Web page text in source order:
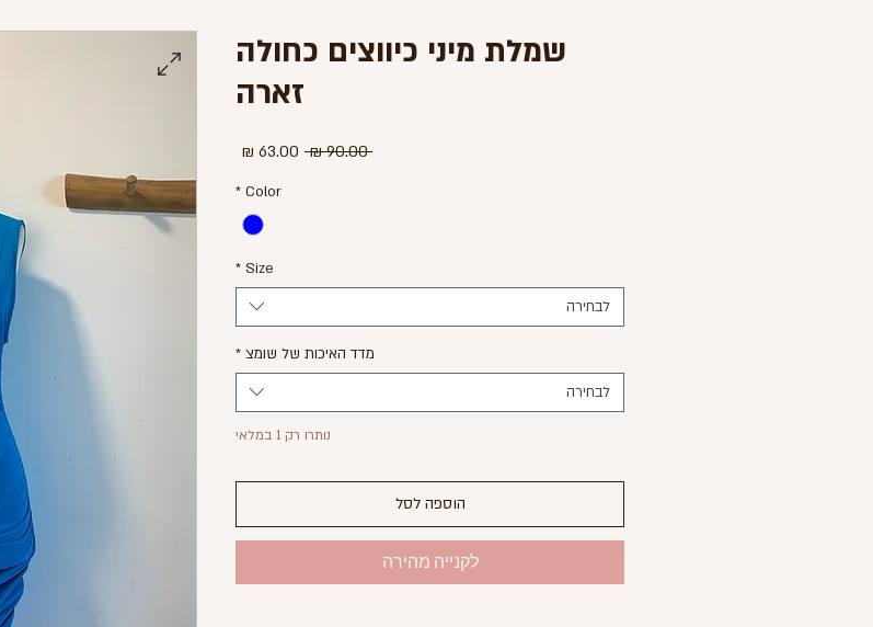
שמלת מיני כיווצים כחולה
זארה
‏90.00 ‏₪
מחיר
Color
*
Size
*
לבחירה
מדד האיכות של שומצ *
לבחירה
נותרו רק 1 במלאי
הוספה לסל
לקנייה מהירה